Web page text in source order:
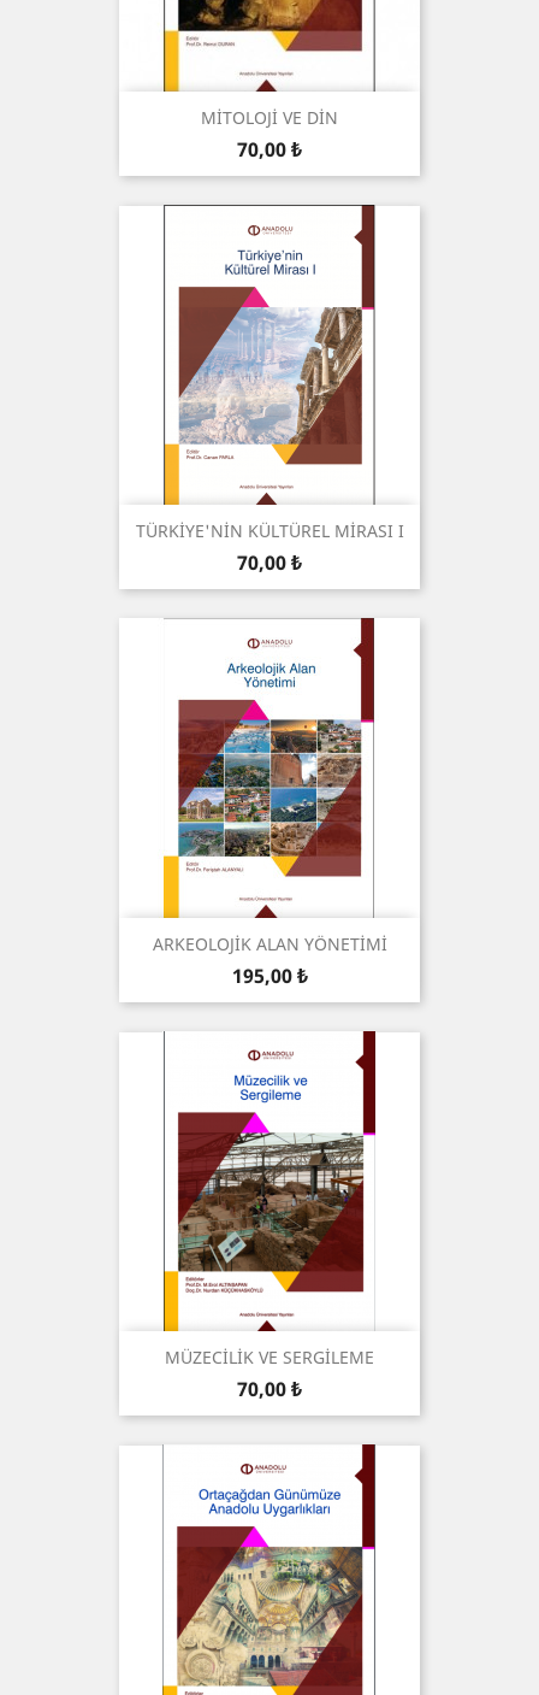
MİTOLOJİ VE DİN
Prix
70,00 ₺
TÜRKİYE'NİN KÜLTÜREL MİRASI I
Prix
70,00 ₺
ARKEOLOJİK ALAN YÖNETİMİ
Prix
195,00 ₺
MÜZECİLİK VE SERGİLEME
Prix
70,00 ₺